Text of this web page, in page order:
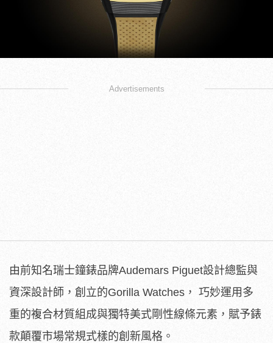
Advertisements
由前知名瑞士鐘錶品牌Audemars Piguet設計總監與
資深設計師，創立的Gorilla Watches， 巧妙運用多
重的複合材質組成與獨特美式剛性線條元素，賦予錶
款顛覆市場常規式樣的創新風格。